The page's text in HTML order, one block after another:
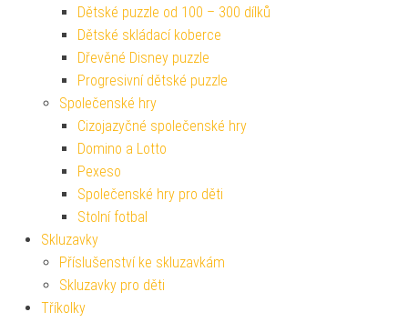
Dětské puzzle od 100 – 300 dílků
Dětské skládací koberce
Dřevěné Disney puzzle
Progresivní dětské puzzle
Společenské hry
Cizojazyčné společenské hry
Domino a Lotto
Pexeso
Společenské hry pro děti
Stolní fotbal
Skluzavky
Příslušenství ke skluzavkám
Skluzavky pro děti
Tříkolky